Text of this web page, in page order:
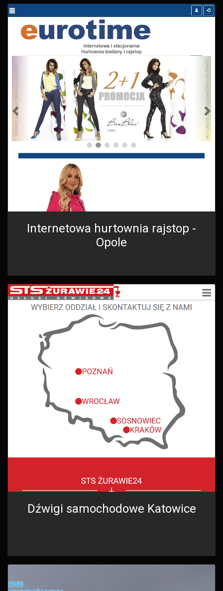
Internetowa hurtownia rajstop -
Opole
Dźwigi samochodowe Katowice